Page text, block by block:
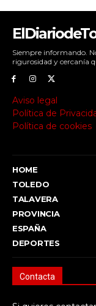
Siempre informando.
rigurosidad y cercanía
Aviso legal
Política de
Política de cookies
HOME
TOLEDO
TALAVERA
PROVINCIA
ESPAÑA
DEPORTES
Contacta